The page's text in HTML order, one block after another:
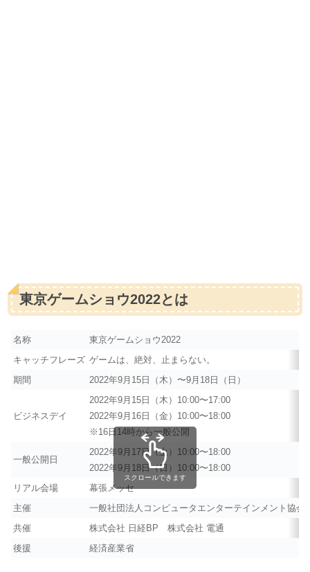
東京ゲームショウ2022とは
名称
東京ゲームショウ2022
キャッチフレーズ ゲームは、絶対、止まらない。
期間
2022年9月15日（木）〜9月18日（日）
ビジネスデイ
2022年9月15日（木）10:00〜17:00
2022年9月16日（金）10:00〜18:00
※16日14時から一般公開
一般公開日
2022年9月17日（土）10:00〜18:00
2022年9月18日（日）10:00〜18:00
リアル会場
幕張メッセ
主催
一般社団法人コンピュータエンターテインメント協会
共催
株式会社 日経BP 株式会社 電通
後援
経済産業省
スクロールできます